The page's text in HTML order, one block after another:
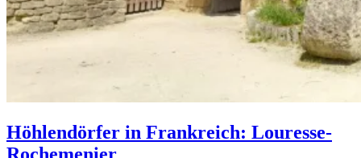
Höhlendörfer in Frankreich: Louresse-
Rochemenier